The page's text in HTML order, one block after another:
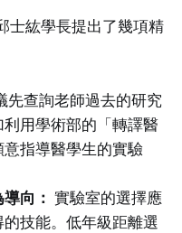
士紘學長提出了幾項精
先查詢老師過去的研究
用學術部的「轉譯醫
指導醫學生的實驗
向： 實驗室的選擇應
技能。低年級距離選